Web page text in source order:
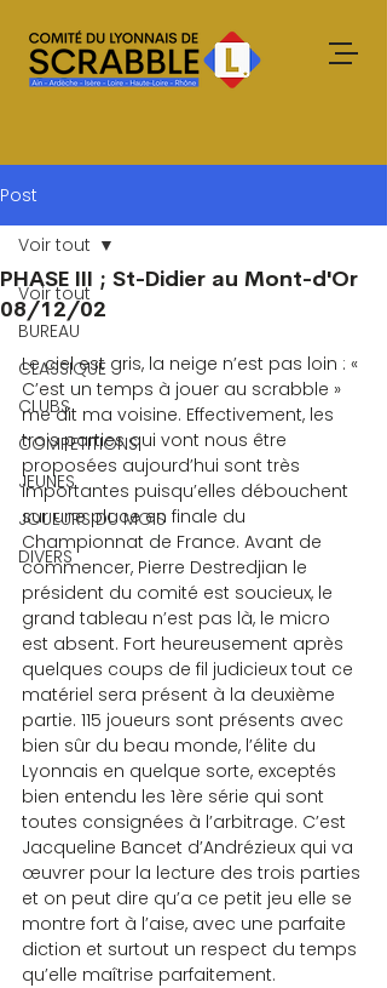
Post
Voir tout
BUREAU
CLASSIQUE
CLUBS
COMPETITIONS
JEUNES
JOUEURS DU MOIS
DIVERS
Voir tout
PHASE III ; St-Didier au Mont-d'Or
08/12/02
Le ciel est gris, la neige n’est pas loin : «
C’est un temps à jouer au scrabble »
me dit ma voisine. Effectivement, les
trois parties qui vont nous être
proposées aujourd’hui sont très
importantes puisqu’elles débouchent
sur une place en finale du
Championnat de France. Avant de
commencer, Pierre Destredjian le
président du comité est soucieux, le
grand tableau n’est pas là, le micro
est absent. Fort heureusement après
quelques coups de fil judicieux tout ce
matériel sera présent à la deuxième
partie. 115 joueurs sont présents avec
bien sûr du beau monde, l’élite du
Lyonnais en quelque sorte, exceptés
bien entendu les 1ère série qui sont
toutes consignées à l’arbitrage. C’est
Jacqueline Bancet d’Andrézieux qui va
œuvrer pour la lecture des trois parties
et on peut dire qu’a ce petit jeu elle se
montre fort à l’aise, avec une parfaite
diction et surtout un respect du temps
qu’elle maîtrise parfaitement.